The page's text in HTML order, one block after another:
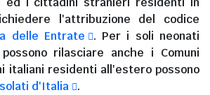
l'attribuzione del codice
delle Entrate
. Per i soli neonati
rilasciare anche i Comuni
italiani residenti all'esteropossono
d'Italia .